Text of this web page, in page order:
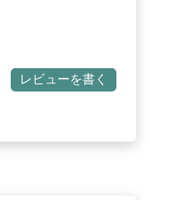
レビューを書く